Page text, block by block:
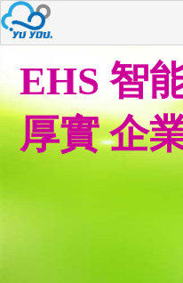
EHS 智
厚實 企